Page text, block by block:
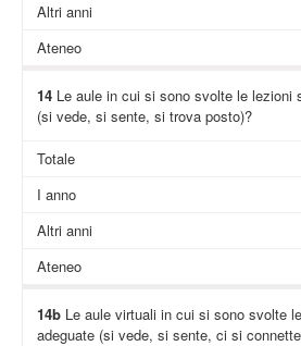
Altri anni
Ateneo
14Le aule in cui si sono svolte le lezioni
(si vede, si sente, si trova posto)?
Totale
I anno
Altri anni
Ateneo
14bLe aule virtuali in cui si sono svolte
adeguate (si vede, si sente, ci si